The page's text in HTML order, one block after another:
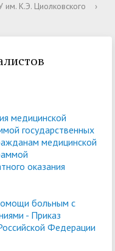
им. К.Э. Циолковского
›
медицинской
государственных
медицинской
оказания
больным с
- Приказ
Федерации